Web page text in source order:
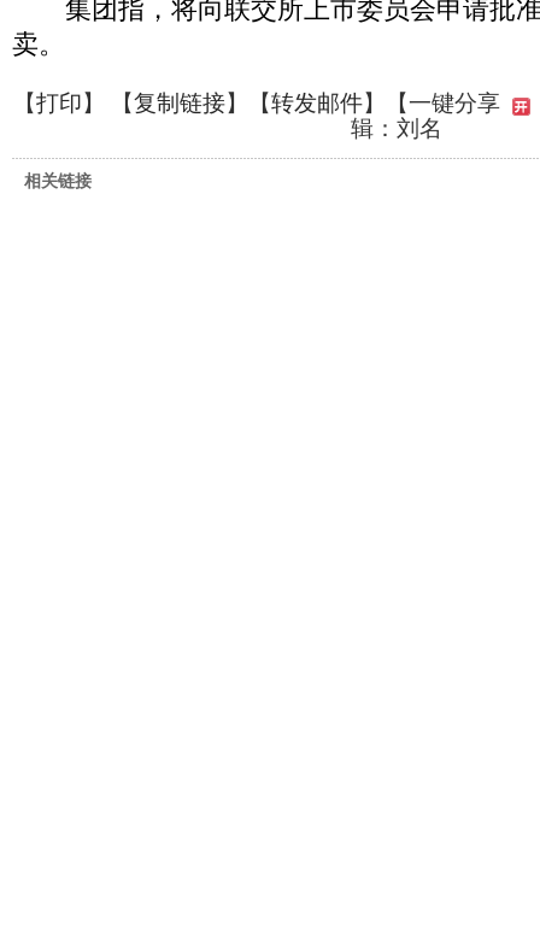
集团指，将向联交所上市委员会申请批
卖。
【打印】 【复制链接】【转发邮件】
【一键分享
辑：刘名
相关链接